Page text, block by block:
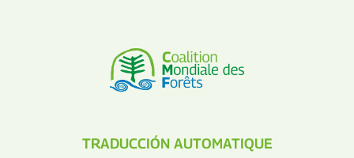
TRADUCCIÓN AUTOMATIQUE